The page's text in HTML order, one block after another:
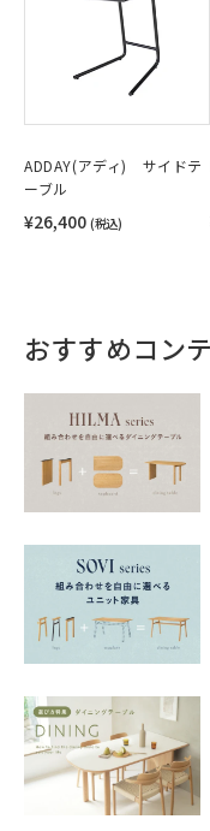
ADDAY(アディ) サイドテ
ーブル
¥26,400 (税込)
おすすめコン